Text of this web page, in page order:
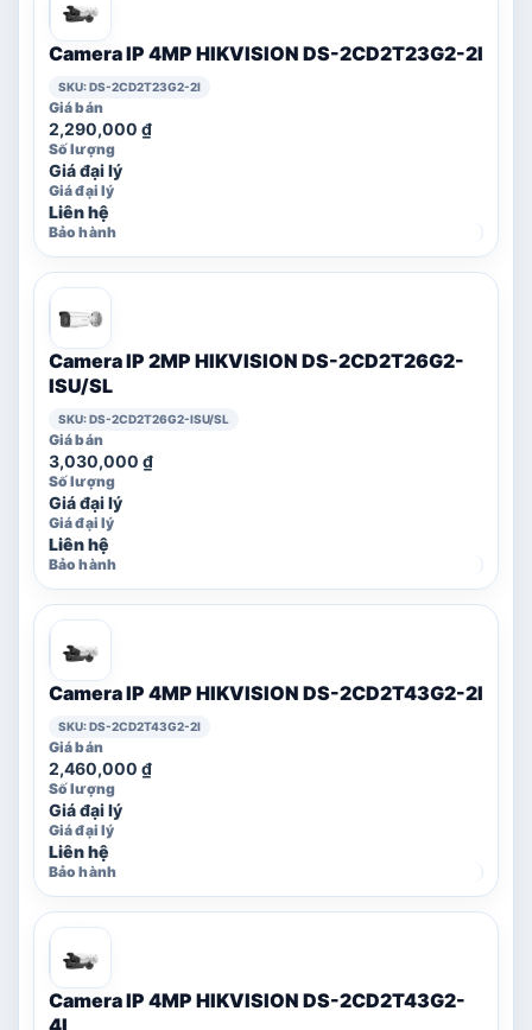
Camera IP 4MP HIKVISION DS-2CD2T23G2-2I
SKU: DS-2CD2T23G2-2I
2,290,000 ₫
Giá đại lý
Liên hệ
Camera IP 2MP HIKVISION DS-2CD2T26G2-
ISU/SL
SKU: DS-2CD2T26G2-ISU/SL
3,030,000 ₫
Giá đại lý
Liên hệ
Camera IP 4MP HIKVISION DS-2CD2T43G2-2I
SKU: DS-2CD2T43G2-2I
2,460,000 ₫
Giá đại lý
Liên hệ
Camera IP 4MP HIKVISION DS-2CD2T43G2-